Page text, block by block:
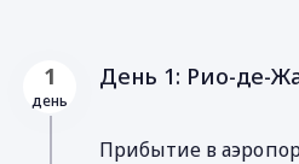
1
день
День 1: Рио-де-
Прибытие в